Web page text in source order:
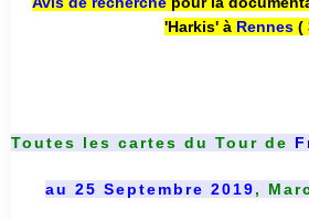
'Harkis' à Rennes(
Toutes les cartes du Tour de
au 25 Septembre 2019,